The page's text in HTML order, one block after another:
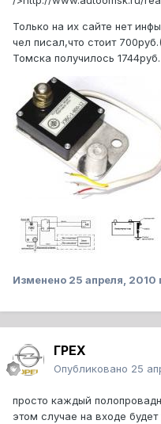
Только на их сайте нет
чел писал,что стоит
Томска получилось
Изменено 25 апреля, 2010
ГРЕХ
Опубликовано 25
просто каждый
этом случае на входе